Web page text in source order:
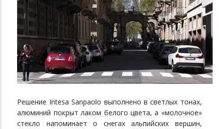
Решение Intesa Sanpaolo выполнено в светлых тонах,
алюминий покрыт лаком белого цвета, а «молочное»
стекло напоминает о снегах альпийских вершин,